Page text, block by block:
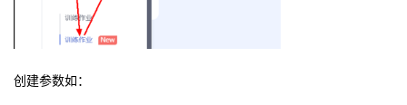
创建参数如：